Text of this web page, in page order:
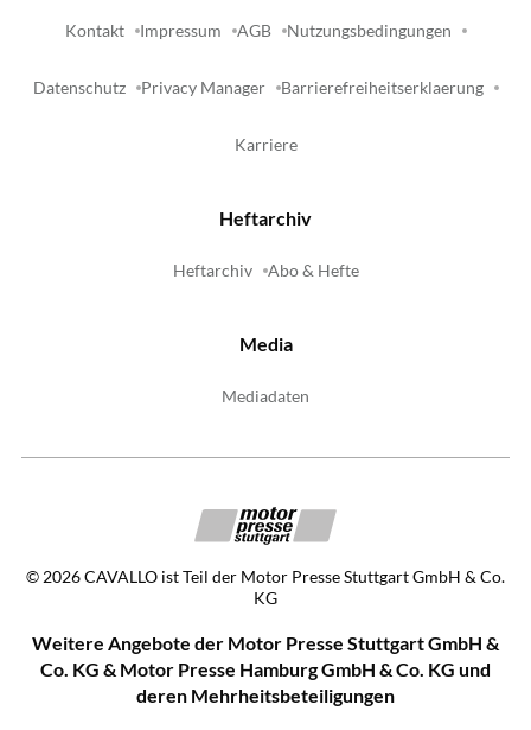
Kontakt Impressum AGB Nutzungsbedingungen
Datenschutz Privacy Manager Barrierefreiheitserklaerung
Karriere
Heftarchiv
Heftarchiv Abo & Hefte
Media
Mediadaten
© 2026CAVALLO ist Teil der Motor Presse Stuttgart GmbH & Co.
KG
Weitere Angebote der Motor Presse Stuttgart GmbH &
Co. KG & Motor Presse Hamburg GmbH & Co. KG und
deren Mehrheitsbeteiligungen